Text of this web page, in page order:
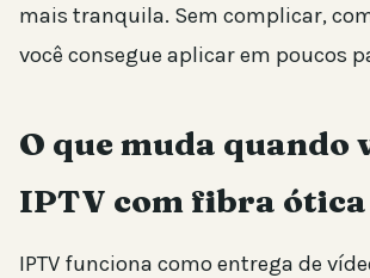
mais tranquila. Sem complicar,
você consegue aplicar em poucos
O que muda quando
IPTV com fibra ótica
IPTV funciona como entrega de